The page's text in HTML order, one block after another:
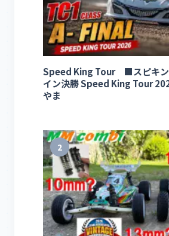
Speed King Tour ■スピキン
イン決勝 Speed King Tour
やま
2